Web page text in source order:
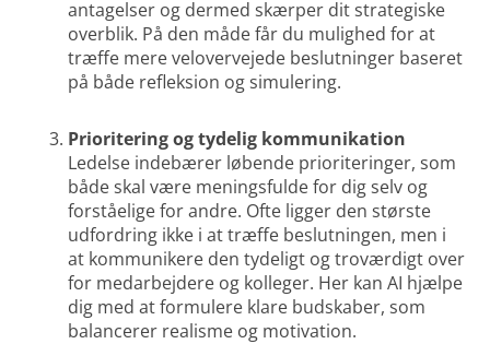
antagelser og dermed skærper dit strategiske
overblik. På den måde får du mulighed for at
træffe mere velovervejede beslutninger baseret
på både refleksion og simulering.
Prioritering og tydelig kommunikation
Ledelse indebærer løbende prioriteringer, som
både skal være meningsfulde for dig selv og
forståelige for andre. Ofte ligger den største
udfordring ikke i at træffe beslutningen, men i
at kommunikere den tydeligt og troværdigt over
for medarbejdere og kolleger. Her kan AI hjælpe
dig med at formulere klare budskaber, som
balancerer realisme og motivation.